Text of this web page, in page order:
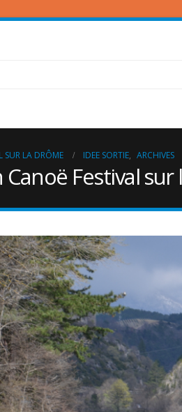
SUR LA DRÔME IDEE SORTIE, ARCHIVES
Festival